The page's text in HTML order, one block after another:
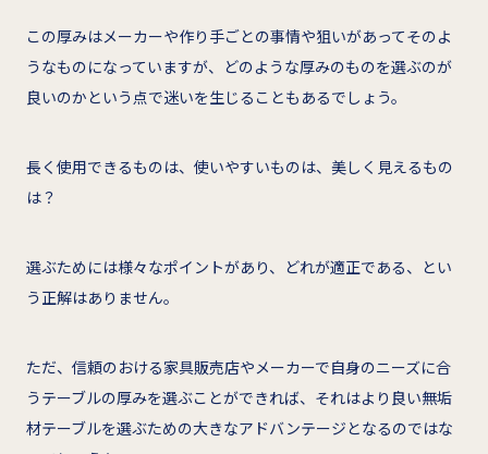
この厚みはメーカーや作り手ごとの事情や狙いがあってそのよ
うなものになっていますが、どのような厚みのものを選ぶのが
良いのかという点で迷いを生じることもあるでしょう。
長く使用できるものは、使いやすいものは、美しく見えるもの
は？
選ぶためには様々なポイントがあり、どれが適正である、とい
う正解はありません。
ただ、信頼のおける家具販売店やメーカーで自身のニーズに合
うテーブルの厚みを選ぶことができれば、それはより良い無垢
材テーブルを選ぶための大きなアドバンテージとなるのではな